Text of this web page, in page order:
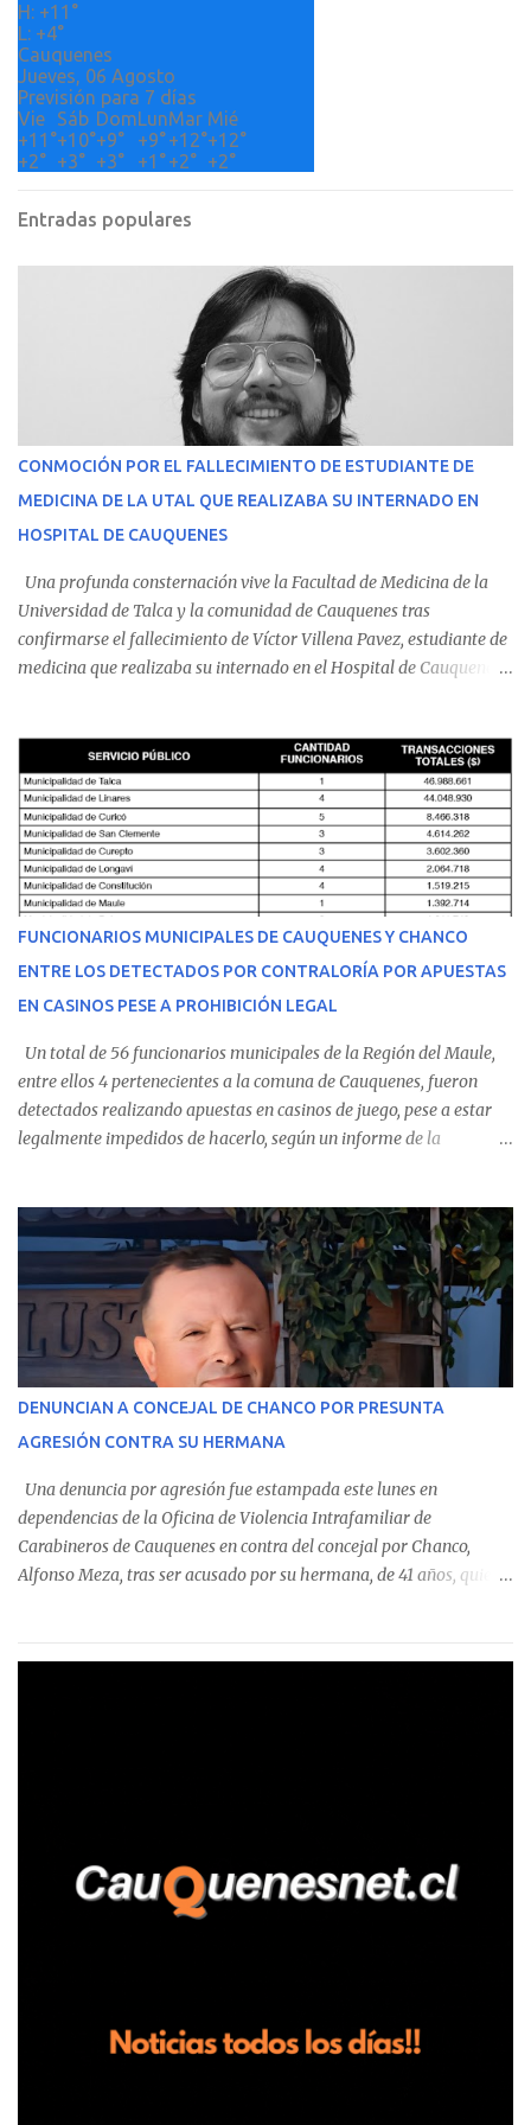
s
H: +11°
L: +4°
Cauquenes
Jueves, 06 Agosto
Previsión para 7 días
Vie
Sáb DomLunMar Mié
+11°+10°+9° +9°+12°+12°
+2° +3° +3° +1°+2° +2°
Entradas populares
CONMOCIÓN POR EL FALLECIMIENTO DE ESTUDIANTE DE
MEDICINA DE LA UTAL QUE REALIZABA SU INTERNADO EN
HOSPITAL DE CAUQUENES
Una profunda consternación vive la Facultad de Medicina de la
Universidad de Talca y la comunidad de Cauquenes tras
confirmarse el fallecimiento de Víctor Villena Pavez, estudiante de
medicina que realizaba su internado en el Hospital de Cauquenes.
malestares físicos. Dada la complejidad de su estado de salud, el
equipo médico determinó su traslado de urgencia al Hospital
Regional de Talca y dado la urgencia la ambulancia partió hacia
Talca con escolta de Carabineros. En medio del traslado, el
estudiante de medicina de 25 años, se agravó y pese a los esfuerzos
del personal de emergencia terminó falleciendo, sin alcanzar a
recibir atención especializada en el centro de destino. Apenas se
conoció la gravedad de su condición, sus padres —residentes en
Villarrica— se trasladaron a Cauquenes con la esperanza de una
evolución favorable. No obstante, alrededo...
FUNCIONARIOS MUNICIPALES DE CAUQUENES Y CHANCO
ENTRE LOS DETECTADOS POR CONTRALORÍA POR APUESTAS
EN CASINOS PESE A PROHIBICIÓN LEGAL
Un total de 56 funcionarios municipales de la Región del Maule,
entre ellos 4 pertenecientes a la comuna de Cauquenes, fueron
detectados realizando apuestas en casinos de juego, pese a estar
legalmente impedidos de hacerlo, según un informe de la
estableció que estos funcionarios —quienes administran o
custodian fondos públicos— efectuaron transacciones por un
monto total de $116.075.918 entre enero de 2024 y junio de 2025.
En el detalle regional, se indica que en la comuna de Cauquenes se
identificó a cuatro funcionarios involucrados en este tipo de
operaciones. Asimismo, se precisa que uno de los casos
corresponde a un funcionario de la Municipalidad de Chanco,
detectaron incumplimientos a la normativa vigente. El informe
precisa que la mayor cantidad de dinero apostado se registró en
Talca, donde...
DENUNCIAN A CONCEJAL DE CHANCO POR PRESUNTA
AGRESIÓN CONTRA SU HERMANA
Una denuncia por agresión fue estampada este lunes en
dependencias de la Oficina de Violencia Intrafamiliar de
Carabineros de Cauquenes en contra del concejal por Chanco,
Alfonso Meza, tras ser acusado por su hermana, de 41 años, quien
relató que los hechos ocurrieron cerca de las 11:30 horas en el
trabajadores, el edil descendió del vehículo y, en medio de la
confrontación, la habría tomado de los hombros, empujado al
suelo y agredido con golpes de pies y manos, mientr...